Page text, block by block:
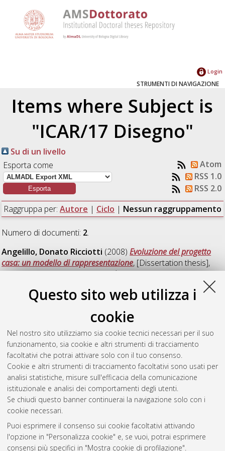
Questo sito web utilizza i
cookie
Nel nostro sito utilizziamo sia cookie tecnici necessari per il suo
funzionamento, sia cookie e altri strumenti di tracciamento
facoltativi che potrai attivare solo con il tuo consenso.
Cookie e altri strumenti di tracciamento facoltativi sono usati per
analisi statistiche, misure sull'efficacia della comunicazione
istituzionale e analisi dei comportamenti degli utenti.
Se chiudi questo banner continuerai la navigazione solo con i
cookie necessari.
Puoi esprimere il consenso sui cookie facoltativi attivando
l'opzione in "Personalizza cookie" e, se vuoi, potrai esprimere
consensi più specifici in "Mostra cookie di profilazione".
Login
STRUMENTI DI NAVIGAZIONE
Items where Subject is
"ICAR/17 Disegno"
Su di un livello
Esporta come
Atom
RSS 1.0
RSS 2.0
Raggruppa per: Autore | Ciclo | Nessun raggruppamento
Numero di documenti: 2.
Angelillo, Donato Ricciotti (2008)Evoluzione del progetto
casa: un modello di rappresentazione, [Dissertation thesis],
Alma Mater Studiorum Università di Bologna. Dottorato di
10.6092/unibo/amsdottorato/888.
(2008)Paesaggio urbano e patrimonio
architettonico. Le aree centrali delle città argentine di media
dimensione: il caso di Santa Fé, [Dissertation thesis], Alma
Mater Studiorum Università di Bologna. Dottorato di ricerca in
Ingegneria edilizia e territoriale, 20 Ciclo.
Questa lista e' stata generata ilFri Aug 7 20:34:52 2026 CEST
Atom
Rss 1.0
Rss 2.0